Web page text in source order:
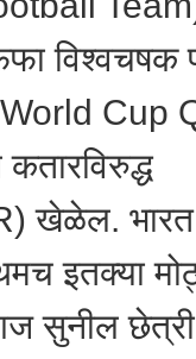
विश्वचषक
World Cup
खेळेल.
इतक्या
सुनील